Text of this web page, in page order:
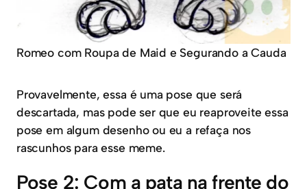
Romeo com Roupa de Maid e Segurando a Cauda
Provavelmente, essa é uma pose que será
descartada, mas pode ser que eu reaproveite essa
pose em algum desenho ou eu a refaça nos
rascunhos para esse meme.
Pose 2: Com a pata na frente do